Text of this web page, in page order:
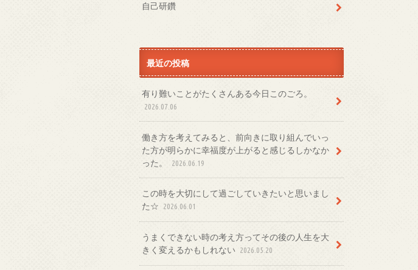
自己研鑽
最近の投稿
有り難いことがたくさんある今日このごろ。
2026.07.06
働き方を考えてみると、前向きに取り組んでいっ
た方が明らかに幸福度が上がると感じるしかなか
った。
2026.06.19
この時を大切にして過ごしていきたいと思いまし
た☆
2026.06.01
うまくできない時の考え方ってその後の人生を大
きく変えるかもしれない
2026.05.20